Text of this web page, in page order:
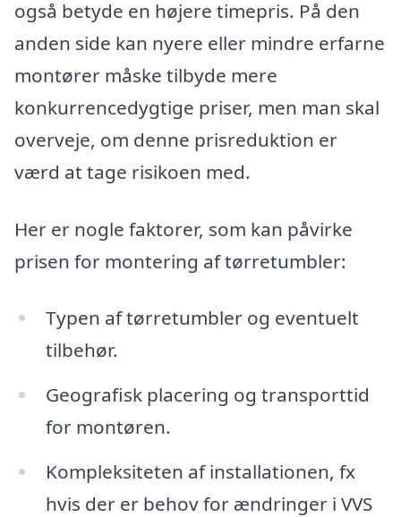
også betyde en højere timepris. På den
anden side kan nyere eller mindre erfarne
montører måske tilbyde mere
konkurrencedygtige priser, men man skal
overveje, om denne prisreduktion er
værd at tage risikoen med.
Her er nogle faktorer, som kan påvirke
prisen for montering af tørretumbler:
Typen af tørretumbler og eventuelt
tilbehør.
Geografisk placering og transporttid
for montøren.
Kompleksiteten af installationen, fx
hvis der er behov for ændringer i VVS